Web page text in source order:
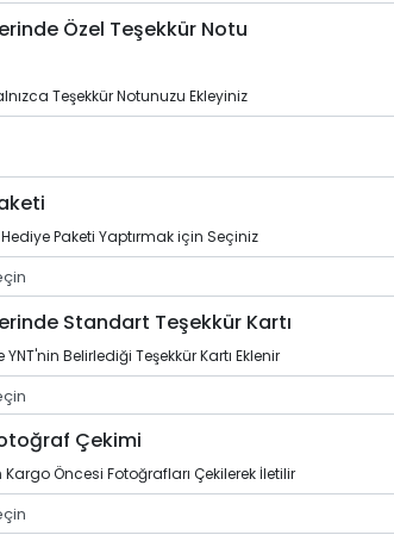
Özel Teşekkür Notu
Teşekkür Notunuzu Ekleyiniz
Paketi Yaptırmak için Seçiniz
Standart Teşekkür Kartı
YNT'nin Belirlediği Teşekkür Kartı Eklenir
Çekimi
Kargo Öncesi Fotoğrafları Çekilerek İletilir